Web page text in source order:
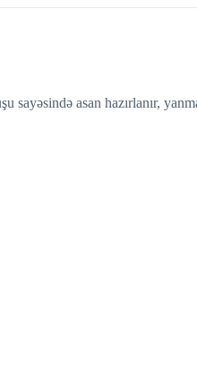
asan hazırlanır,